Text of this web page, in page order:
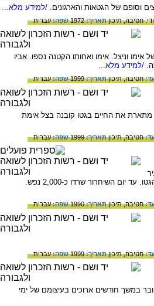
וסופם של הגטאות והארגונים. /למידע מלא...
חטיבה,תיכוןתאריך:1972 שפה:עברית
עם משפחתו בגטו. שרד את האקציות השונות וב-1944 נמלט לבדו ביוזמתה של אימו וניצל. אימו ואחותו הקטנה נספו. אביו
/למידע מלא...
חטיבה,תיכוןתאריך:1999 שפה:עברית
מתארת את החיים בגטו קובנה בצל אימת
חטיבה,תיכוןתאריך:1999 שפה:עברית
בעיר
חטיבה,תיכוןתאריך:1990 שפה:עברית
חטיבה,תיכוןתאריך:1999 שפה:עברית
במשך חודשים ארוכים בעיצומם של ימי